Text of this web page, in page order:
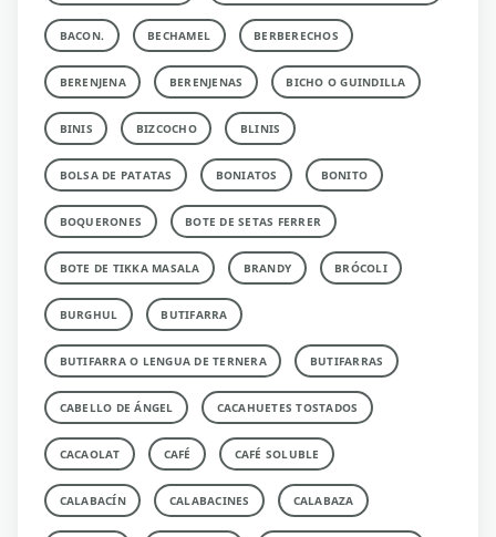
BACON. BECHAMEL BERBERECHOS
BERENJENA BERENJENAS BICHO O GUINDILLA
BINIS BIZCOCHO BLINIS
BOLSA DE PATATAS BONIATOS BONITO
BOQUERONES BOTE DE SETAS FERRER
BOTE DE TIKKA MASALA BRANDY BRÓCOLI
BURGHUL BUTIFARRA
BUTIFARRA O LENGUA DE TERNERA BUTIFARRAS
CABELLO DE ÁNGEL CACAHUETES TOSTADOS
CACAOLAT CAFÉ CAFÉ SOLUBLE
CALABACÍN CALABACINES CALABAZA